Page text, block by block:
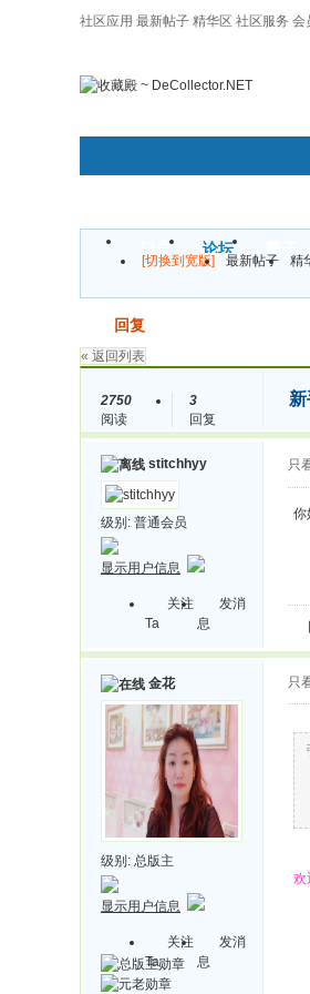
社区应用 最新帖子 精华区 社区服务 会
门户 论坛
[切换到宽版] 最新帖子 精
回复
« 返回列表
2750
阅读
3
回复
stitchhyy
级别: 普通会员
显示用户信息
关注
Ta
发消
息
只
你
金花
级别: 总版主
显示用户信息
关注
Ta
发消
息
只
欢